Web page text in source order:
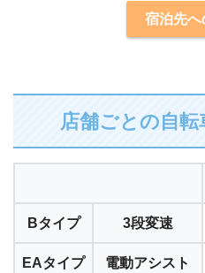
宿泊先へ
店舗ごとの自
Bタイプ 3段変速
EAタイプ 電動アシスト